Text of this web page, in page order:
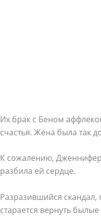
Их брак с Беном
счастья. Жена была так
К сожалению, Дженнифер
разбила ей сердце.
Разразившийся
старается вернуть